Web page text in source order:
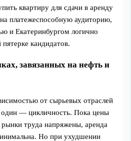
квартиру для сдачи в аренду
платежеспособную аудиторию,
и Екатеринбургом логично
кандидатов.
завязанных на нефть и
от сырьевых отраслей
— цикличность. Пока цены
труда напряжены, аренда
Но при ухудшении